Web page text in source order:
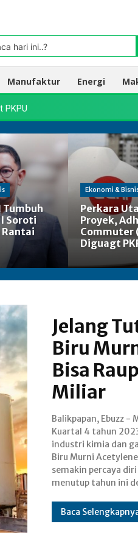
oleh TradingView
hari ini..?
Manufaktur Energi
PKPU
Tumbuh
Soroti
Ekonomi &
Perkara
Proyek,
Commuter
Diguagt
Jelang
Biru
Bisa
Miliar
Balikpapan, Ebuzz -
Kuartal 4 tahun
industri kimia dan
Biru Murni
semakin percaya
menutup tahun ini
catatan positif
Dwiyanti Direktur
mengatakan
telah mematok
Baca